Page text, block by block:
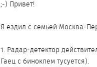
;-) Привет!
Я ездил с семьей Москва-
1. Радар-детектор
Гаец с биноклем тусуется).